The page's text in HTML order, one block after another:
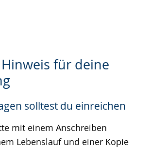
für deine
solltest du einreichen
mit einem Anschreiben
Lebenslauf und einer Kopie